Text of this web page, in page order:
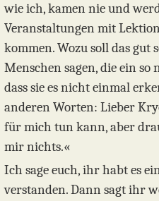
wie ich, kamen nie und
Veranstaltungen mit
kommen. Wozu soll das gut
Menschen sagen, die ein so
dass sie es nicht einmal
anderen Worten: Lieber
für mich tun kann, aber
mir nichts.«
Ich sage euch, ihr habt es
verstanden. Dann sagt ihr